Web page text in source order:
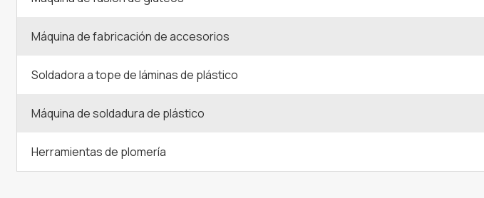
Máquina de fabricación de accesorios
Soldadora a tope de láminas de plástico
Máquina de soldadura de plástico
Herramientas de plomería